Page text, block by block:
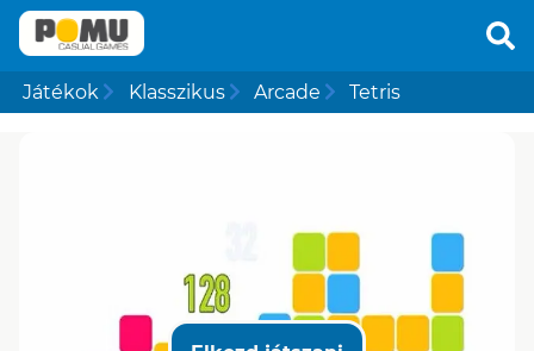
Játékok Klasszikus Arcade Tetris